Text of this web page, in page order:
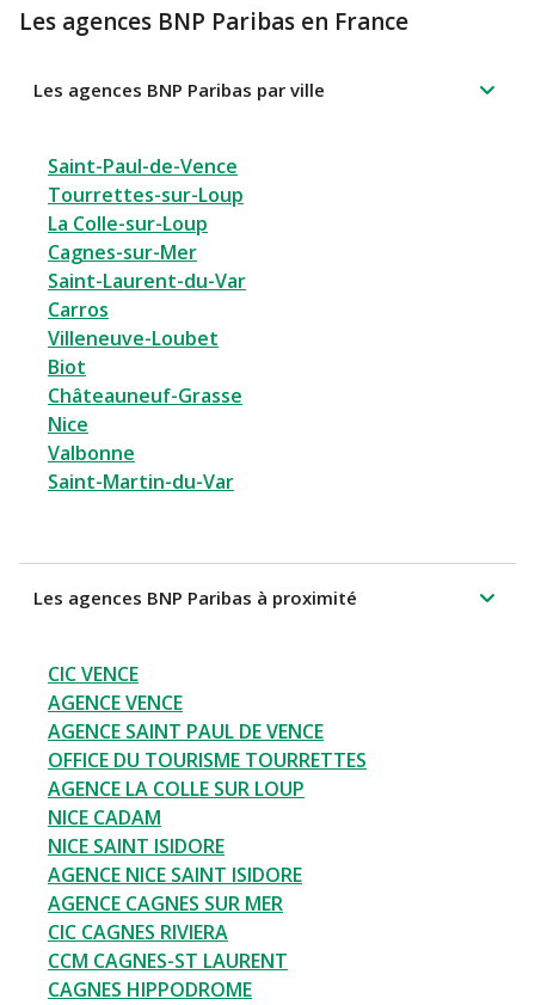
Les agences BNP Paribas en France
Les agences BNP Paribas par ville
Saint-Paul-de-Vence
Tourrettes-sur-Loup
La Colle-sur-Loup
Cagnes-sur-Mer
Saint-Laurent-du-Var
Carros
Villeneuve-Loubet
Biot
Châteauneuf-Grasse
Nice
Valbonne
Saint-Martin-du-Var
Les agences BNP Paribas à proximité
CIC VENCE
AGENCE VENCE
AGENCE SAINT PAUL DE VENCE
OFFICE DU TOURISME TOURRETTES
AGENCE LA COLLE SUR LOUP
NICE CADAM
NICE SAINT ISIDORE
AGENCE NICE SAINT ISIDORE
AGENCE CAGNES SUR MER
CIC CAGNES RIVIERA
CCM CAGNES-ST LAURENT
CAGNES HIPPODROME